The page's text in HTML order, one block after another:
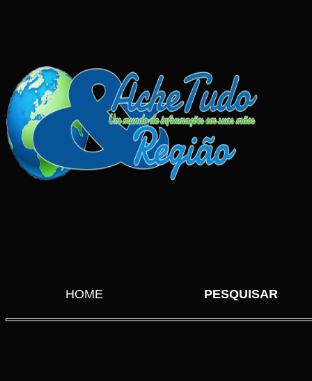
HOME PESQUISAR